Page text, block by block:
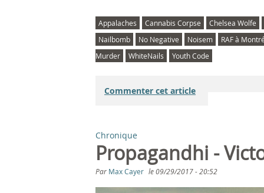
Appalaches Cannabis Corpse
Chelsea Wolfe
Nailbomb
No Negative Noisem
RAF à
Murder
WhiteNails Youth Code
Commenter cet article
Chronique
Propagandhi -
Par Max Cayer le09/29/2017 - 20:52